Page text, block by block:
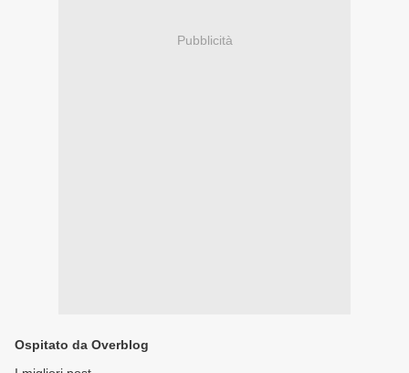
Pubblicità
Ospitato da Overblog